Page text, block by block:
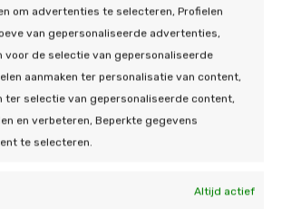
om advertenties te selecteren, Profielen
van gepersonaliseerde advertenties,
voor de selectie van gepersonaliseerde
aanmaken ter personalisatie van content,
ter selectie van gepersonaliseerde content,
en verbeteren, Beperkte gegevens
te selecteren.
Altijd actief
woning is geschikt voor een
u nu in een nieuwbouwwoning
oudere woning, met de juiste
u profiteren van de voordelen
zijn warmtepompen vaak
is. Bij oudere woningen kijken